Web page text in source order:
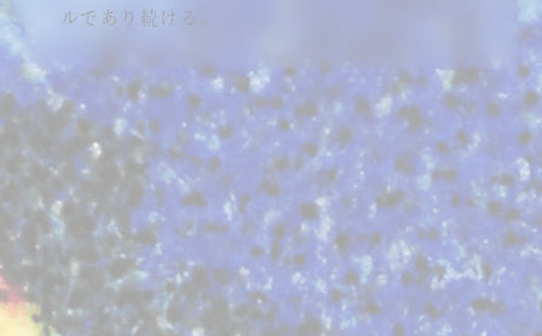
ルであり続ける。